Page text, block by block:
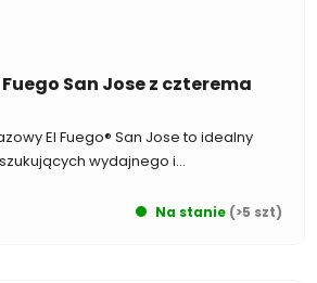
San Jose z czterema
Na stanie (>5 szt)
El Fuego® San Jose to idealny
wydajnego i...